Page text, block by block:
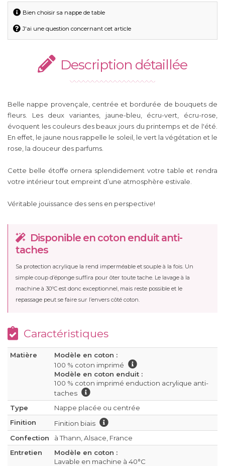
Bien choisir sa nappe de table
J'ai une question concernant cet article
Description détaillée
Belle nappe provençale, centrée et bordurée de bouquets de
fleurs. Les deux variantes, jaune-bleu, écru-vert, écru-rose,
évoquent les couleurs des beaux jours du printemps et de l'été.
En effet, le jaune nous rappelle le soleil, le vert la végétation et le
rose, la douceur des parfums.
Cette belle étoffe ornera splendidement votre table et rendra
votre intérieur tout empreint d’une atmosphère estivale.
Véritable jouissance des sens en perspective!
Disponible en coton enduit anti-
taches
Sa protection acrylique la rend imperméable et souple à la fois. Un
simple coup d’éponge suffira pour ôter toute tache. Le lavage à la
machine à 30ºC est donc exceptionnel, mais reste possible et le
repassage peut se faire sur l’envers côté coton.
Caractéristiques
Matière
Modèle en coton :
100 % coton imprimé
Modèle en coton enduit :
100 % coton imprimé enduction acrylique anti-
taches
Type
Nappe placée ou centrée
Finition
Finition biais
Confection
à Thann, Alsace, France
Entretien
Modèle en coton :
Lavable en machine à 40°C